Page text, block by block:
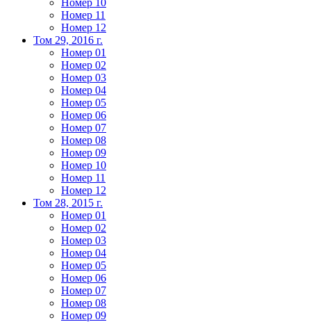
Номер 10
Номер 11
Номер 12
Том 29, 2016 г.
Номер 01
Номер 02
Номер 03
Номер 04
Номер 05
Номер 06
Номер 07
Номер 08
Номер 09
Номер 10
Номер 11
Номер 12
Том 28, 2015 г.
Номер 01
Номер 02
Номер 03
Номер 04
Номер 05
Номер 06
Номер 07
Номер 08
Номер 09